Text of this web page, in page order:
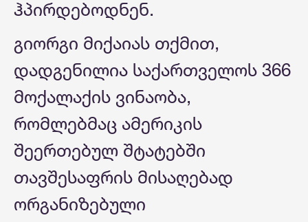
ჰპირდებოდნენ.
გიორგი მიქაიას თქმით,
დადგენილია საქართველოს 366
მოქალაქის ვინაობა,
რომლებმაც ამერიკის
შეერთებულ შტატებში
თავშესაფრის მისაღებად
ორგანიზებული